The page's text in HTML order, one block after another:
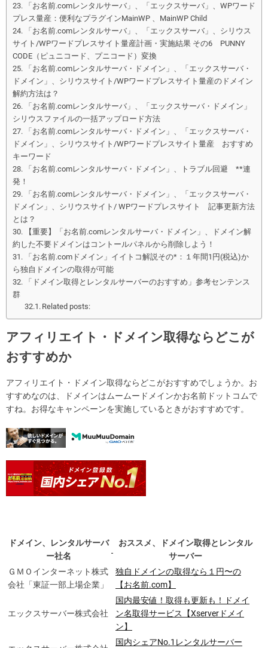
「お名前.comレンタルサーバ」、「エックスサーバ」、WPワード
プレス量産：便利なプラグインMainWP 、MainWP Child
「お名前.comレンタルサーバ」、「エックスサーバ」、シリウス
サイト/WPワードプレスサイト量産計画・実施結果 その6 PUNNY
CODE（ピュニコード、プニコード）変換
「お名前.comレンタルサーバ・ドメイン」、「エックスサーバ・
ドメイン」、シリウスサイト/WPワードプレスサイト量産のドメイン
解約方法は？
「お名前.comレンタルサーバ」、「エックスサーバ・ドメイン」
シリウスファイルの一括アップロード方法
「お名前.comレンタルサーバ・ドメイン」、「エックスサーバ・
ドメイン」、シリウスサイト/WPワードプレスサイト量産 おすすめ
キーワード
「お名前.comレンタルサーバ・ドメイン」、トラブル回避 **連
発！
「お名前.comレンタルサーバ・ドメイン」、「エックスサーバ・
ドメイン」、シリウスサイト/ WPワードプレスサイト 記事更新方法
とは？
【重要】「お名前.comレンタルサーバ・ドメイン」、ドメイン解
約した不要ドメインはコントールパネルから削除しよう！
「お名前.comドメイン」イイトコ解説その*：１年間1円(税込)か
ら独自ドメインの取得が可能
「ドメイン取得とレンタルサーバーのおすすめ」参考センテンス
群
Related posts:
アフィリエイト・ドメイン取得ならどこが
おすすめか
アフィリエイト・ドメイン取得ならどこがおすすめでしょうか。お
すすめなのは、ドメインはムームードメインかお名前ドットコムで
すね。お得なキャンペーンを実施しているときがおすすめです。
ドメイン、レンタルサーバ
ー社名
おススメ、ドメイン取得とレンタル
サーバー
ＧＭＯインターネット株式
会社「東証一部上場企業」
独自ドメインの取得なら１円〜の
【お名前.com】
エックスサーバー株式会社
国内最安値！取得も更新も！ドメイ
ン名取得サービス【Xserverドメイ
ン】
国内シェアNo.1レンタルサーバー